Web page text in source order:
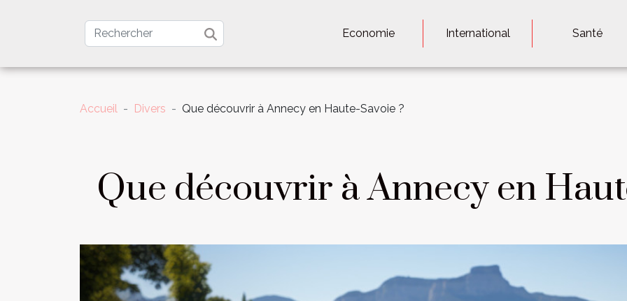
Economie International Santé
Accueil Divers Que découvrir à Annecy en Haute-Savoie ?
Que découvrir à Annecy en